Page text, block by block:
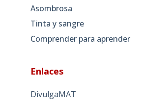
Asombrosa
Tinta y sangre
Comprender para aprender
Enlaces
DivulgaMAT